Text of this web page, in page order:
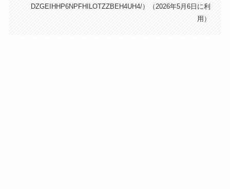
DZGEIHHP6NPFHILOTZZBEH4UH4/）（2026年5月6日に利
用）